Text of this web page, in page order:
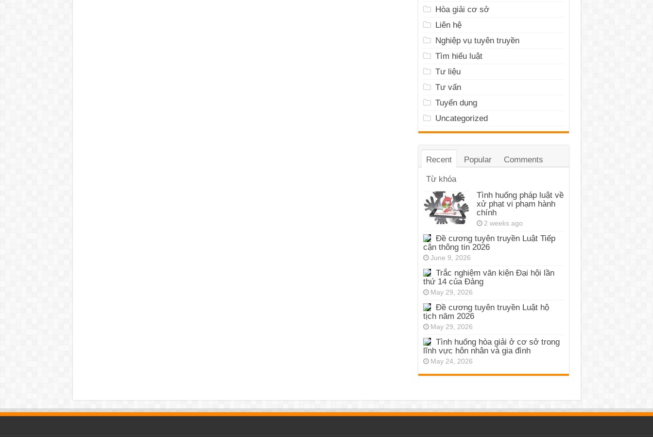
Hòa giải cơ sở
Liên hệ
Nghiệp vụ tuyên truyền
Tìm hiểu luật
Tư liệu
Tư vấn
Tuyển dụng
Uncategorized
Recent Popular Comments
Từ khóa
Tình huống pháp luật về
xử phạt vi phạm hành
chính
2 weeks ago
Đề cương tuyên truyền Luật Tiếp
cận thông tin 2026
June 9, 2026
Trắc nghiệm văn kiện Đại hội lần
thứ 14 của Đảng
May 29, 2026
Đề cương tuyên truyền Luật hộ
tịch năm 2026
May 29, 2026
Tình huống hòa giải ở cơ sở trong
lĩnh vực hôn nhân và gia đình
May 24, 2026